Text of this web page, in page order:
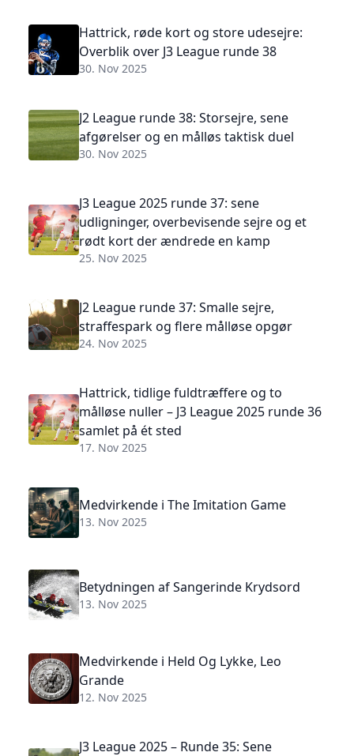
Hattrick, røde kort og store udesejre:
Overblik over J3 League runde 38
30. Nov 2025
J2 League runde 38: Storsejre, sene
afgørelser og en målløs taktisk duel
30. Nov 2025
J3 League 2025 runde 37: sene
udligninger, overbevisende sejre og et
rødt kort der ændrede en kamp
25. Nov 2025
J2 League runde 37: Smalle sejre,
straffespark og flere målløse opgør
24. Nov 2025
Hattrick, tidlige fuldtræffere og to
målløse nuller – J3 League 2025 runde 36
samlet på ét sted
17. Nov 2025
Medvirkende i The Imitation Game
13. Nov 2025
Betydningen af Sangerinde Krydsord
13. Nov 2025
Medvirkende i Held Og Lykke, Leo
Grande
12. Nov 2025
J3 League 2025 – Runde 35: Sene